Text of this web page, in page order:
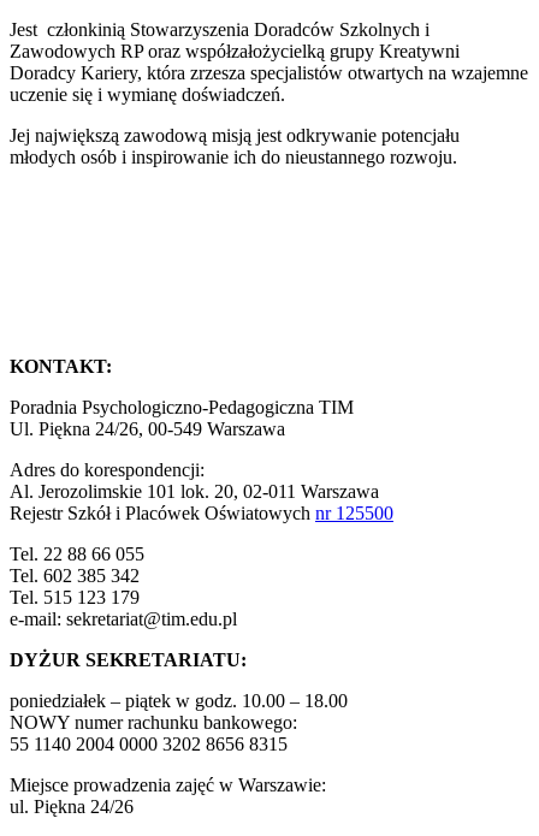
Jest członkinią Stowarzyszenia Doradców Szkolnych i
Zawodowych RP oraz współzałożycielką grupy Kreatywni
Doradcy Kariery, która zrzesza specjalistów otwartych na wzajemne
uczenie się i wymianę doświadczeń.
Jej największą zawodową misją jest odkrywanie potencjału
młodych osób i inspirowanie ich do nieustannego rozwoju.
KONTAKT:
Poradnia Psychologiczno-Pedagogiczna TIM
Ul. Piękna 24/26, 00-549 Warszawa
Adres do korespondencji:
Al. Jerozolimskie 101 lok. 20, 02-011 Warszawa
Rejestr Szkół i Placówek Oświatowych nr 125500
Tel. 22 88 66 055
Tel. 602 385 342
Tel. 515 123 179
e-mail: sekretariat@tim.edu.pl
DYŻUR SEKRETARIATU:
poniedziałek – piątek w godz. 10.00 – 18.00
NOWY numer rachunku bankowego:
55 1140 2004 0000 3202 8656 8315
Miejsce prowadzenia zajęć w Warszawie:
ul. Piękna 24/26